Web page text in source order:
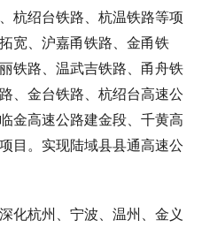
杭绍台铁路、杭温铁路等项
宽、沪嘉甬铁路、金甬铁
铁路、温武吉铁路、甬舟铁
、金台铁路、杭绍台高速公
金高速公路建金段、千黄高
目。实现陆域县县通高速公
化杭州、宁波、温州、金义